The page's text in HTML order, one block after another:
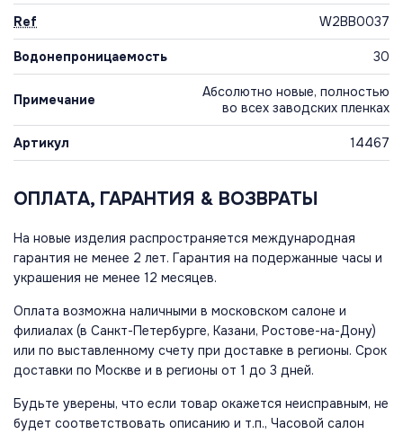
Ref W2BB0037
Водонепроницаемость 30
Примечание
Абсолютно новые, полностью
во всех заводских пленках
Артикул 14467
ОПЛАТА, ГАРАНТИЯ & ВОЗВРАТЫ
На новые изделия распространяется международная
гарантия не менее 2 лет. Гарантия на подержанные часы и
украшения не менее 12 месяцев.
Оплата возможна наличными в московском салоне и
филиалах (в Санкт-Петербурге, Казани, Ростове-на-Дону)
или по выставленному счету при доставке в регионы. Срок
доставки по Москве и в регионы от 1 до 3 дней.
Будьте уверены, что если товар окажется неисправным, не
будет соответствовать описанию и т.п., Часовой салон